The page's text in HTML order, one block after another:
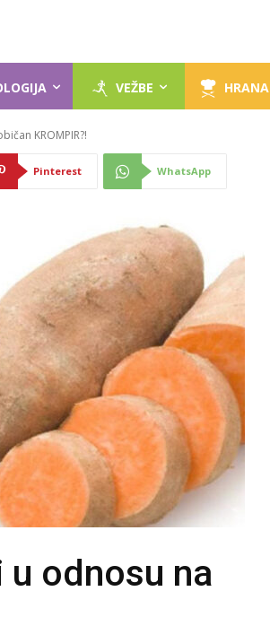
VEŽBE HRANA
KROMPIR?!
Pinterest WhatsApp
u odnosu na